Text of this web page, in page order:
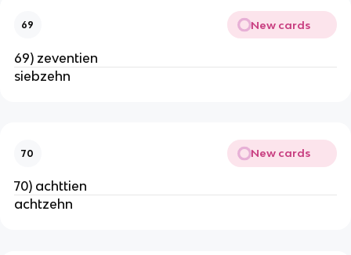
69 New cards
69) zeventien
siebzehn
70 New cards
70) achttien
achtzehn